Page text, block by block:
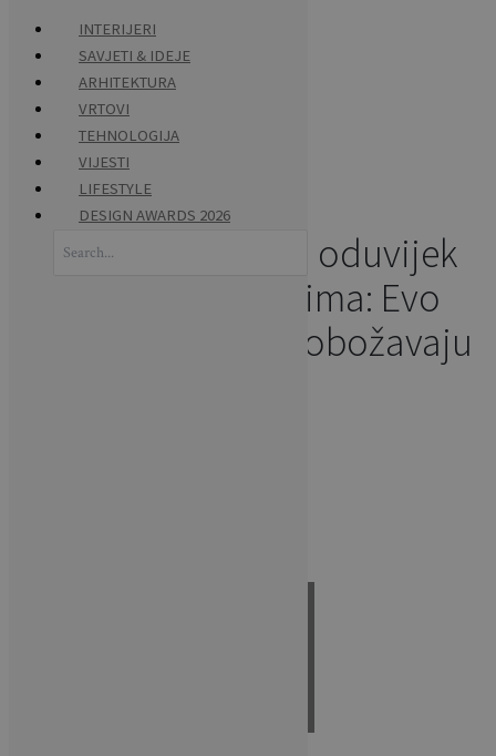
content
Stolice od ratana oduvijek
su hit u interijerima: Evo
zašto ih dizajneri obožavaju
INTERIJERI
SAVJETI & IDEJE
ARHITEKTURA
VRTOVI
TEHNOLOGIJA
VIJESTI
LIFESTYLE
DESIGN AWARDS 2026
for: